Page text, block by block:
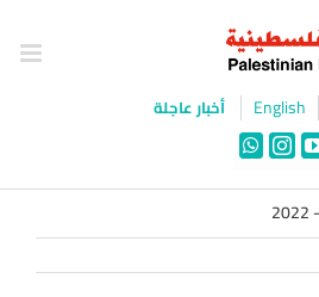
English أخبار عاجلة
YouTube
Instagram
WhatsApp